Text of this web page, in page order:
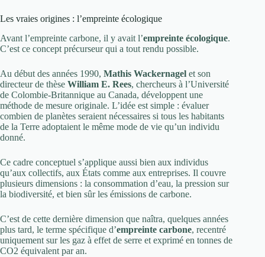
Les vraies origines : l’empreinte écologique
Avant l’empreinte carbone, il y avait l’empreinte écologique.
C’est ce concept précurseur qui a tout rendu possible.
Au début des années 1990, Mathis Wackernagel et son
directeur de thèse William E. Rees, chercheurs à l’Université
de Colombie-Britannique au Canada, développent une
méthode de mesure originale. L’idée est simple : évaluer
combien de planètes seraient nécessaires si tous les habitants
de la Terre adoptaient le même mode de vie qu’un individu
donné.
Ce cadre conceptuel s’applique aussi bien aux individus
qu’aux collectifs, aux États comme aux entreprises. Il couvre
plusieurs dimensions : la consommation d’eau, la pression sur
la biodiversité, et bien sûr les émissions de carbone.
C’est de cette dernière dimension que naîtra, quelques années
plus tard, le terme spécifique d’empreinte carbone, recentré
uniquement sur les gaz à effet de serre et exprimé en tonnes de
CO2 équivalent par an.